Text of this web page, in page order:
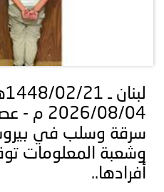
2026/
سرقة وسلب في بيروت
وشعبة المعلومات
أفرادها..